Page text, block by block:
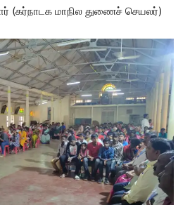
(கர்நாடக மாநில துணைச் செயலர்)